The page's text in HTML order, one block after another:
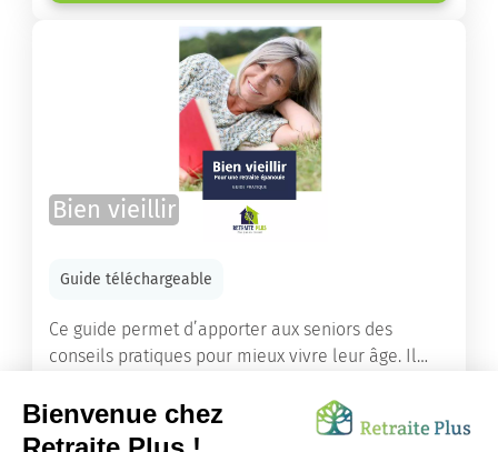
Bien vieillir
Guide téléchargeable
Ce guide permet d’apporter aux seniors des
conseils pratiques pour mieux vivre leur âge. Il
améliorer sa santé grâce à l’alimentation...
Lire l'article